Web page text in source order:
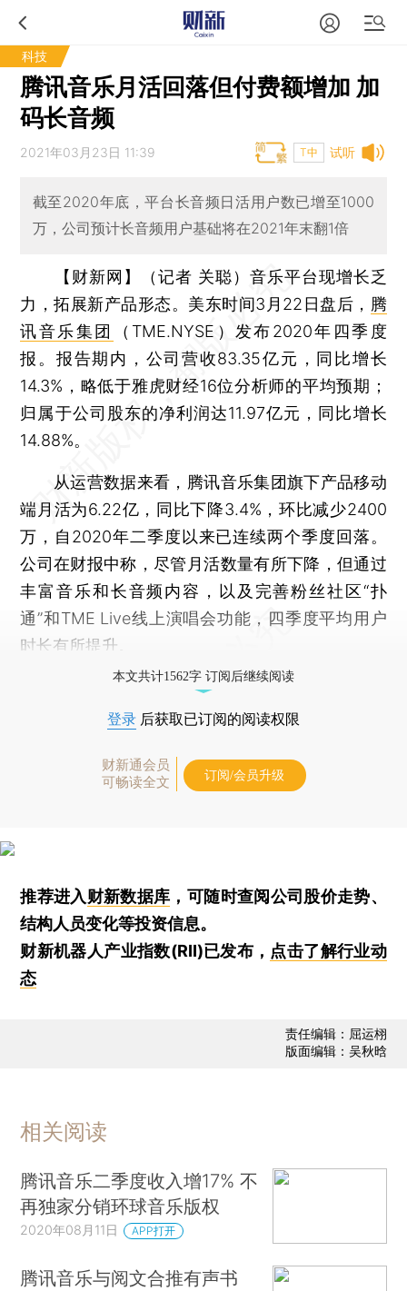
科技
腾讯音乐月活回落但付费额增加 加
码长音频
试听
2021年03月23日 11:39 T中
截至2020年底，平台长音频日活用户数已增至1000
万，公司预计长音频用户基础将在2021年末翻1倍
【财新网】（记者 关聪） 音乐平台现增长乏
力，拓展新产品形态。美东时间3月22日盘后， 腾
讯音乐集团
（TME.NYSE）发布2020年四季度
报。报告期内，公司营收83.35亿元，同比增长
14.3%，略低于雅虎财经16位分析师的平均预期；
归属于公司股东的净利润达11.97亿元，同比增长
14.88%。
从运营数据来看，腾讯音乐集团旗下产品移动
端月活为6.22亿，同比下降3.4%，环比减少2400
万，自2020年二季度以来已连续两个季度回落。
公司在财报中称，尽管月活数量有所下降，但通过
丰富音乐和长音频内容，以及完善粉丝社区“扑
通”和TME Live线上演唱会功能，四季度平均用户
时长有所提升。
本文共计1562字 订阅后继续阅读
登录 后获取已订阅的阅读权限
财新通会员
可畅读全文
订阅/会员升级
推荐进入财新数据库 ，可随时查阅公司股价走势、
结构人员变化等投资信息。
财新机器人产业指数(RII)已发布， 点击了解行业动
态
责任编辑：屈运栩
版面编辑：吴秋晗
相关阅读
腾讯音乐二季度收入增17% 不
再独家分销环球音乐版权
2020年08月11日 APP打开
腾讯音乐与阅文合推有声书